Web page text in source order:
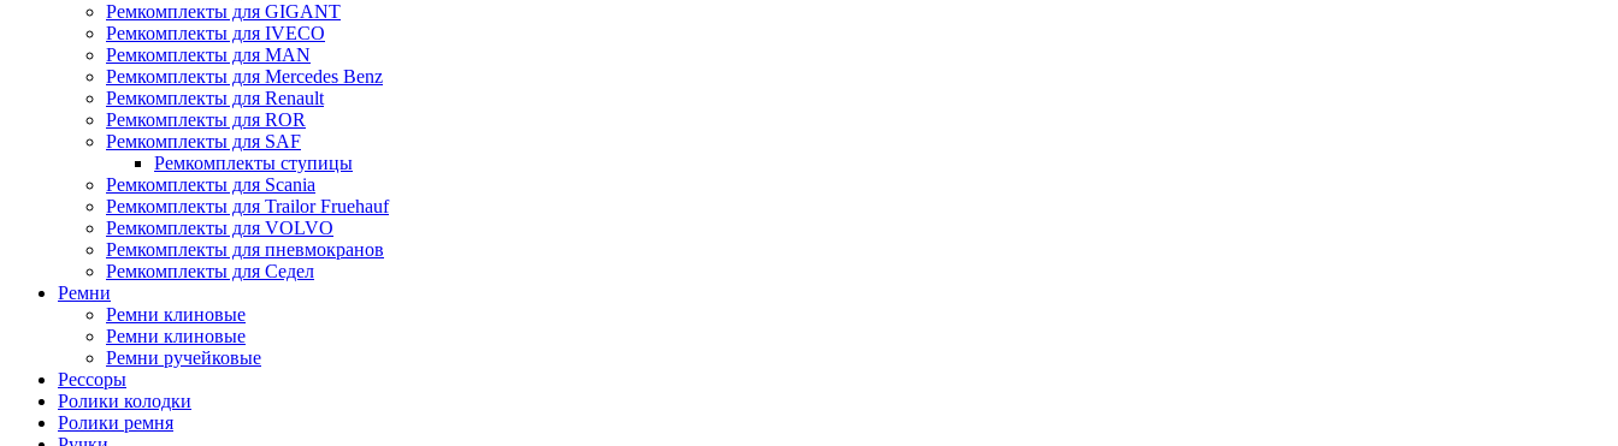
Ремкомплекты для GIGANT
Ремкомплекты для IVECO
Ремкомплекты для MAN
Ремкомплекты для Mercedes Benz
Ремкомплекты для Renault
Ремкомплекты для ROR
Ремкомплекты для SAF
Ремкомплекты ступицы
Ремкомплекты для Scania
Ремкомплекты для Trailor Fruehauf
Ремкомплекты для VOLVO
Ремкомплекты для пневмокранов
Ремкомплекты для Седел
Ремни
Ремни клиновые
Ремни клиновые
Ремни ручейковые
Рессоры
Ролики колодки
Ролики ремня